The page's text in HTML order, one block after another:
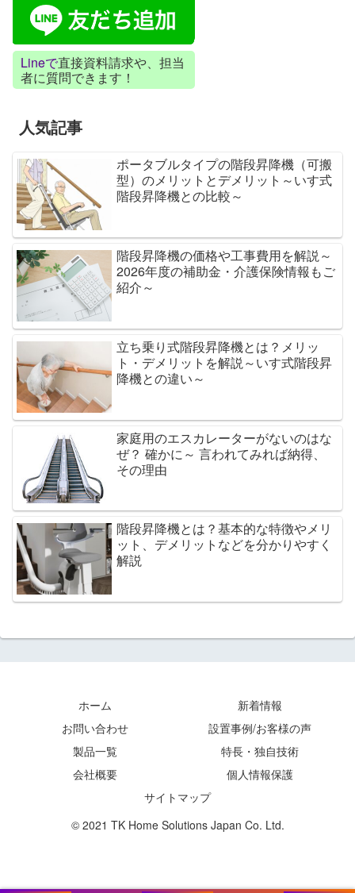
Lineで直接資料請求や、担当
者に質問できます！
人気記事
ポータブルタイプの階段昇降機（可搬
型）のメリットとデメリット～いす式
階段昇降機との比較～
階段昇降機の価格や工事費用を解説～
2026年度の補助金・介護保険情報もご
紹介～
立ち乗り式階段昇降機とは？メリッ
ト・デメリットを解説～いす式階段昇
降機との違い～
家庭用のエスカレーターがないのはな
ぜ？ 確かに～ 言われてみれば納得、
その理由
階段昇降機とは？基本的な特徴やメリ
ット、デメリットなどを分かりやすく
解説
ホーム
新着情報
お問い合わせ
設置事例/お客様の声
製品一覧
特長・独自技術
会社概要
個人情報保護
サイトマップ
© 2021 TK Home Solutions Japan Co. Ltd.